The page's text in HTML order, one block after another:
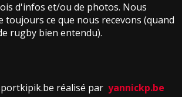
d'infos et/ou de photos. Nous
toujours ce que nous recevons (quand
rugby bien entendu).
réalisé par yannickp.be